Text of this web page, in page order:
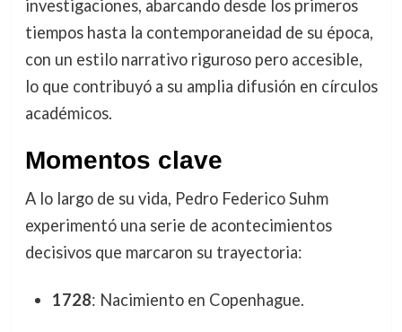
investigaciones, abarcando desde los primeros
tiempos hasta la contemporaneidad de su época,
con un estilo narrativo riguroso pero accesible,
lo que contribuyó a su amplia difusión en círculos
académicos.
Momentos clave
A lo largo de su vida, Pedro Federico Suhm
experimentó una serie de acontecimientos
decisivos que marcaron su trayectoria:
1728: Nacimiento en Copenhague.